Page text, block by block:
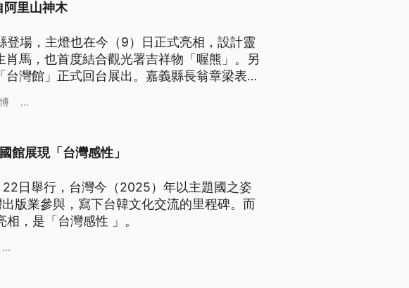
阿里山神木
場，主燈也在今（9）日正式亮相，設計靈
馬，也首度結合觀光署吉祥物「喔熊」。另
灣館」正式回台展出。嘉義縣長翁章梁表
...
館展現「台灣感性」
日舉行，台灣今（2025）年以主題國之姿
版業參與，寫下台韓文化交流的里程碑。而
，是「台灣感性 」。
...